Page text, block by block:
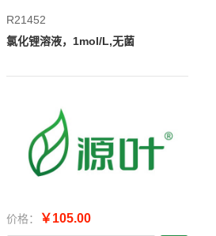
R21452
氯化锂溶液，1mol/L,无菌
价格： ￥105.00